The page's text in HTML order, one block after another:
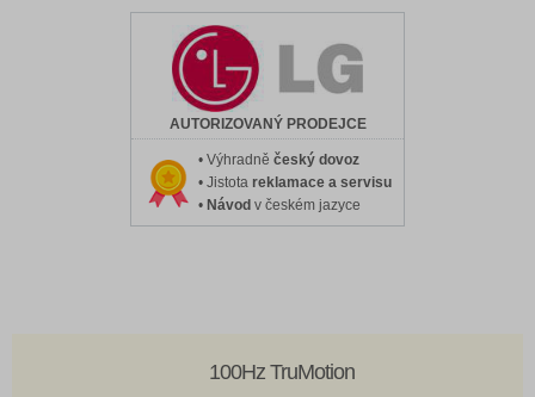
AUTORIZOVANÝ PRODEJCE
• Výhradně český dovoz
• Jistota reklamace a servisu
• Návodv českém jazyce
100Hz TruMotion